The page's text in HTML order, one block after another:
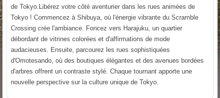
de Tokyo.Libérez votre côté aventurier dans les rues animées de
Tokyo ! Commencez à Shibuya, où l'énergie vibrante du Scramble
Crossing crée l'ambiance. Foncez vers Harajuku, un quartier
débordant de vitrines colorées et d'affirmations de mode
audacieuses. Ensuite, parcourez les rues sophistiquées
d'Omotesando, où des boutiques élégantes et des avenues bordées
d'arbres offrent un contraste stylé. Chaque tournant apporte une
nouvelle perspective sur la culture unique de Tokyo.